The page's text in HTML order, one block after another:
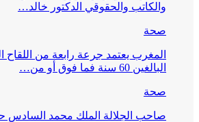
والكاتب والحقوقي الدكتور خالد…
صحة
المغرب يعتمد جرعة رابعة من اللقاح
البالغين 60 سنة فما فوق أو من…
صحة
صاحب الجلالة الملك محمد السادس